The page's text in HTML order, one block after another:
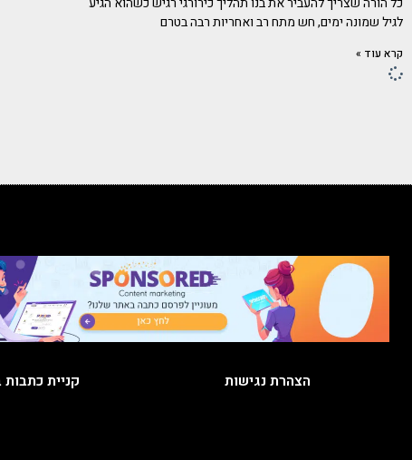
לגיל שמונה ימים, חש מתח רב ואחריות רבה בטרם
קרא עוד »
הצהרת נגישות קניית